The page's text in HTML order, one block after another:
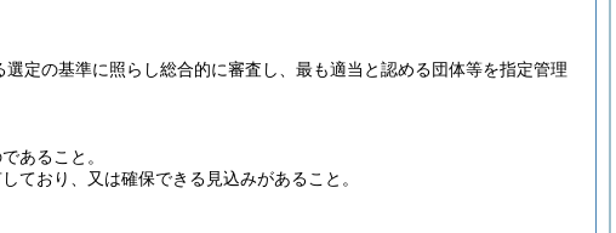
定の基準に照らし総合的に審査し、最も適当と認める団体等を指定管理
あること。
ており、又は確保できる見込みがあること。